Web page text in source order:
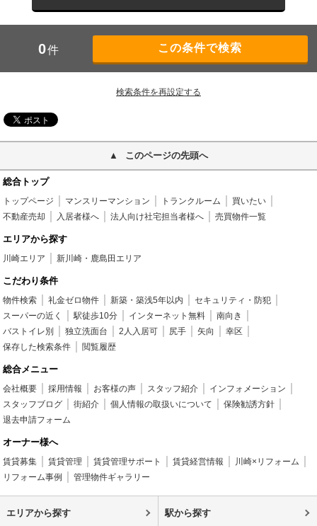
0件
検索条件を再設定する
このページの先頭へ
総合トップ
トップページ マンスリーマンション トランクルーム
買いたい
不動産売却
入居者様へ 法人向け社宅担当者様へ 売買物件一覧
エリアから探す
川崎エリア 新川崎・鹿島田エリア
こだわり条件
物件検索 礼金ゼロ物件 新築・築浅5年以内
セキュリティ・防犯
スーパーの近く
駅徒歩10分 インターネット無料
南向き
バストイレ別
独立洗面台 2人入居可 尻手 矢向
幸区
保存した検索条件
閲覧履歴
総合メニュー
会社概要 採用情報 お客様の声 スタッフ紹介
インフォメーション
スタッフブログ
街紹介 個人情報の取扱いについて
保険勧誘方針
退去申請フォーム
オーナー様へ
賃貸募集 賃貸管理 賃貸管理サポート 賃貸経営情報
川崎×リフォーム
リフォーム事例
管理物件ギャラリー
エリアから探す 駅から探す